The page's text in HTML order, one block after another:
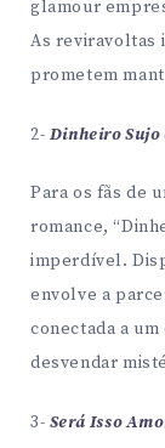
glamour
As reviravoltas
prometem
2- Dinheiro Sujo
Para os fãs de
romance,
imperdível.
envolve a
conectada a
desvendar
3- Será Isso